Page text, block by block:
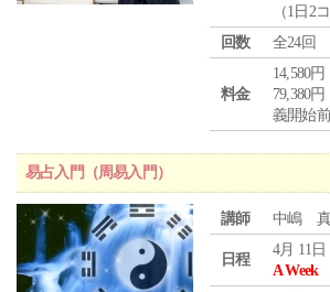
（1日2
回数
全24回
料金
14,580
79,380
義開始前
易占入門（周易入門）
講師 中嶋
日程
4月 11日
A Week